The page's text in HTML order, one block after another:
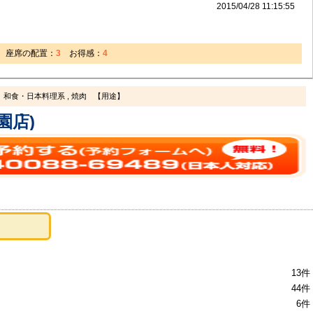
2015/04/28 11:15:55
席の配置： 3 お得感： 4
和食・日本料理系 , 焼肉 【用途】
店)
13件
44件
6件